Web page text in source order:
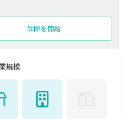
診断を開始
規模